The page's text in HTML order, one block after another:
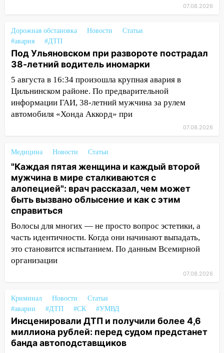
полицейские проведут акцию «Час
пассажира»
13:20 В Ульяновске за один день
обокрали женщину на пляже и
подростка в сквере
13:01 В Димитровграде мужчина
выбросил из машины страйкбольную
гранату: его задержали
надвигается сильнейшая непогода: град
и шквал до 27 м/с
12:31 Ульяновец хотел купить иномарку
из Европы и потерял 760 тысяч рублей
12:20 В Чердаклинском районе
столкнулись «Лада» и Chevrolet:
пострадал 14-летний подросток
12:00 Где есть бензин в Ульяновске 7
августа: список АЗС
приговор
11:38 В Ленинском районе пожар
полностью уничтожил дачный дом и
сарай
07.08.2026
Дорожная обстановка Новости
Статьи
#авария
#ДТП
Под Ульяновском при развороте пострадал
38-летний водитель иномарки
5 августа в 16:34 произошла крупная авария в
Цильнинском районе. По предварительной
информации ГАИ, 38-летний мужчина за рулем
автомобиля «Хонда Аккорд» при
07.08.2026
Медицина Новости Статьи
"Каждая пятая женщина и каждый второй
мужчина в мире сталкиваются с
алопецией": врач рассказал, чем может
быть вызвано облысение и как с этим
справиться
Волосы для многих — не просто вопрос эстетики, а
часть идентичности. Когда они начинают выпадать,
это становится испытанием. По данным Всемирной
организации
07.08.2026
Криминал Новости
Статьи
#аварии
#ДТП #СК #УМВД
Инсценировали ДТП и получили более 4,6
миллиона рублей: перед судом предстанет
банда автоподставщиков